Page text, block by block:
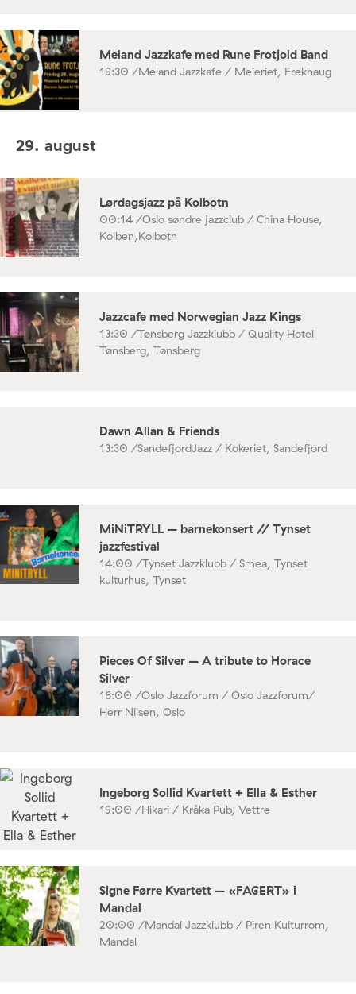
Meland Jazzkafe med Rune Frotjold Band
19:30 /Meland Jazzkafe / Meieriet, Frekhaug
29. august
Lørdagsjazz på Kolbotn
00:14 /Oslo søndre jazzclub / China House,
Kolben,Kolbotn
Jazzcafe med Norwegian Jazz Kings
13:30 /Tønsberg Jazzklubb / Quality Hotel
Tønsberg, Tønsberg
Dawn Allan & Friends
13:30 /SandefjordJazz / Kokeriet, Sandefjord
MiNiTRYLL – barnekonsert // Tynset
jazzfestival
14:00 /Tynset Jazzklubb / Smea, Tynset
kulturhus, Tynset
Pieces Of Silver – A tribute to Horace
Silver
16:00 /Oslo Jazzforum / Oslo Jazzforum/
Herr Nilsen, Oslo
Ingeborg Sollid Kvartett + Ella & Esther
19:00 /Hikari / Kråka Pub, Vettre
Signe Førre Kvartett – «FAGERT» i
Mandal
20:00 /Mandal Jazzklubb / Piren Kulturrom,
Mandal